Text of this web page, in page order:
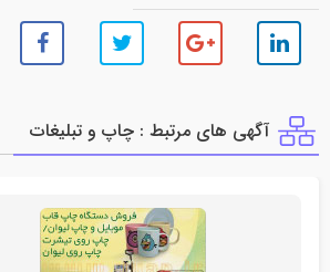
آگهی های مرتبط : چاپ و تبليغات